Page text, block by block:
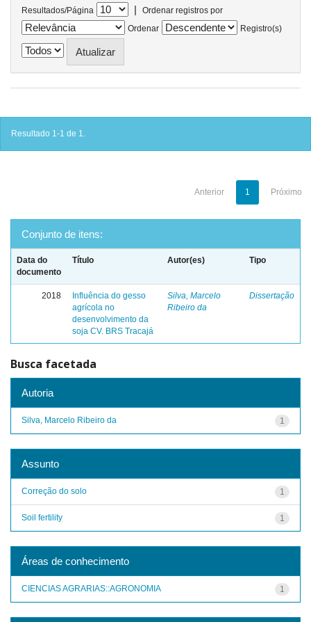
Resultados/Página |
Ordenar registros por
Ordenar
Registro(s)
Resultado 1-1 de 1.
Anterior 1 Próximo
Conjunto de itens:
Data do
documento
Título Autor(es) Tipo
2018
Influência do gesso
agrícola no
desenvolvimento da
soja CV. BRS Tracajá
Silva, Marcelo
Ribeiro da
Dissertação
Busca facetada
Autoria
1
Silva, Marcelo Ribeiro da
Assunto
1
Correção do solo
1
Soil fertility
Áreas de conhecimento
1
CIENCIAS AGRARIAS::AGRONOMIA